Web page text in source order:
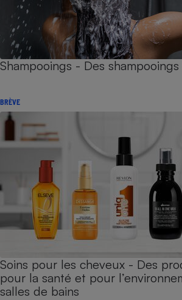
Shampooings - Des
BRÈVE
Soins pour les cheveux - Des
pour la santé et pour
salles de bains